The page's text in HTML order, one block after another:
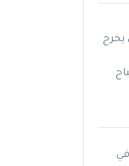
يخرج